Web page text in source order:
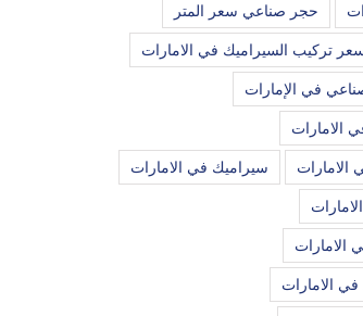
حجر صناعي سعر المتر
تركيب السيراميك في الامارات
في الإمارات
الامارات
سيراميك في الامارات
الامارات
الامارات